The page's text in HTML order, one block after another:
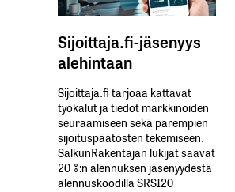
Sijoittaja.fi-jäsenyys
alehintaan
Sijoittaja.fi tarjoaa kattavat
työkalut ja tiedot markkinoiden
seuraamiseen sekä parempien
sijoituspäätösten tekemiseen.
SalkunRakentajan lukijat saavat
20 %:n alennuksen jäsenyydestä
alennuskoodilla SRSI20